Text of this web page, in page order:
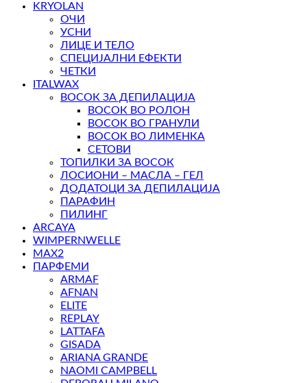
KRYOLAN
ОЧИ
УСНИ
ЛИЦЕ И ТЕЛО
СПЕЦИЈАЛНИ ЕФЕКТИ
ЧЕТКИ
ITALWAX
ВОСОК ЗА ДЕПИЛАЦИЈА
ВОСОК ВО РОЛОН
ВОСОК ВО ГРАНУЛИ
ВОСОК ВО ЛИМЕНКА
СЕТОВИ
ТОПИЛКИ ЗА ВОСОК
ЛОСИОНИ – МАСЛА – ГЕЛ
ДОДАТОЦИ ЗА ДЕПИЛАЦИЈА
ПАРАФИН
ПИЛИНГ
ARCAYA
WIMPERNWELLE
MAX2
ПАРФЕМИ
ARMAF
AFNAN
ELITE
REPLAY
LATTAFA
GISADA
ARIANA GRANDE
NAOMI CAMPBELL